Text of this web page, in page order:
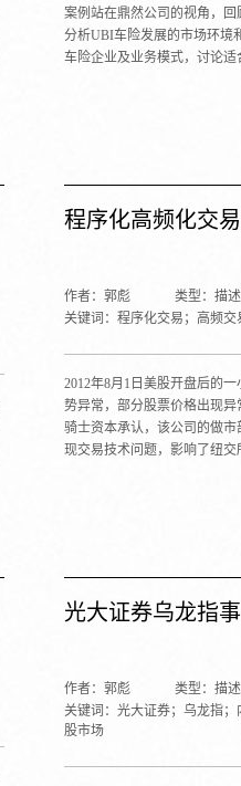
案例站在鼎然公司的视角，回
分析UBI车险发展的市场环境
车险企业及业务模式，讨论适
程序化高频化交
作者：郭彪 类型：描
关键词：程序化交易；高频
2012年8月1日美股开盘后的
势异常，部分股票价格出现
骑士资本承认，该公司的做
现交易技术问题，影响了纽
光大证券乌龙指
作者：郭彪 类型：描
关键词：光大证券；乌龙指
股市场